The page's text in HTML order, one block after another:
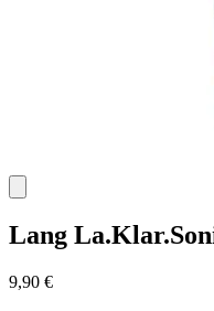
Lang
9,90 €